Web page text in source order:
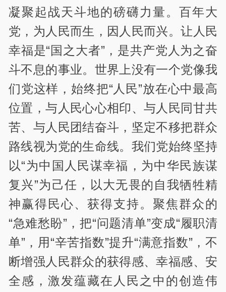
凝聚起战天斗地的磅礴力量。百年大
党，为人民而生，因人民而兴。让人民
幸福是“国之大者”，是共产党人为之奋
斗不息的事业。世界上没有一个党像我
们党这样，始终把“人民”放在心中最高
位置，与人民心心相印、与人民同甘共
苦、与人民团结奋斗，坚定不移把群众
路线视为党的生命线。我们党始终坚持
以“为中国人民谋幸福，为中华民族谋
复兴”为己任，以大无畏的自我牺牲精
神赢得民心、获得支持。聚焦群众的
“急难愁盼”，把“问题清单”变成“履职清
单”，用“辛苦指数”提升“满意指数”，不
断增强人民群众的获得感、幸福感、安
全感 ，激发蕴藏在人民之中的创造伟